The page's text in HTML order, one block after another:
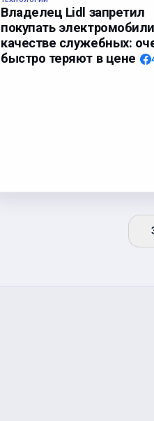
Владелец Lidl запретил
покупать
качестве служебных:
быстро теряют в цене